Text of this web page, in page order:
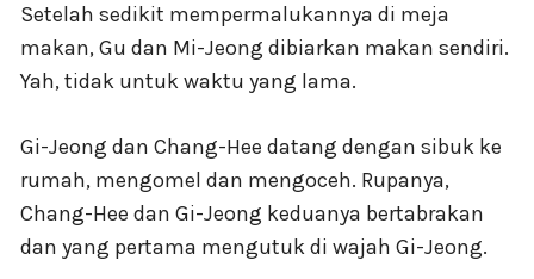
Setelah sedikit mempermalukannya di meja
makan, Gu dan Mi-Jeong dibiarkan makan sendiri.
Yah, tidak untuk waktu yang lama.
Gi-Jeong dan Chang-Hee datang dengan sibuk ke
rumah, mengomel dan mengoceh. Rupanya,
Chang-Hee dan Gi-Jeong keduanya bertabrakan
dan yang pertama mengutuk di wajah Gi-Jeong.